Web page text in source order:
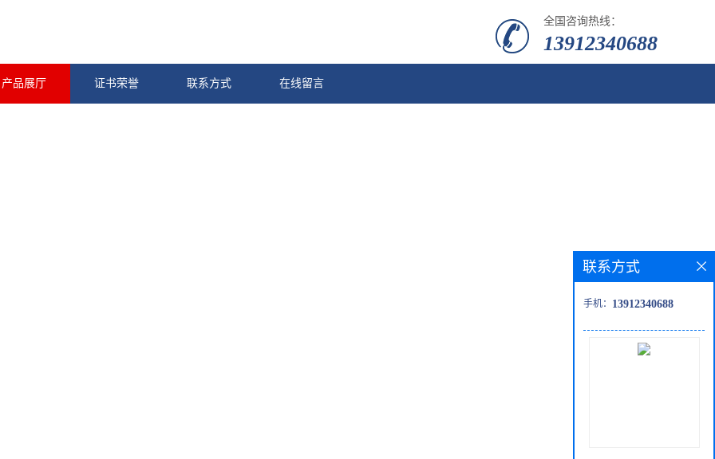
全国咨询热线：
13912340688
产品展厅 证书荣誉 联系方式 在线留言
联系方式
手机： 13912340688